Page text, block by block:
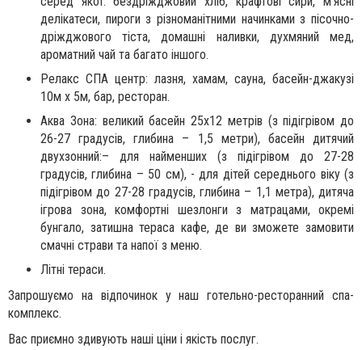
делікатеси, пироги з різноманітними начинками з пісочно-
дріжджового тіста, домашні наливки, духмяний мед,
ароматний чай та багато іншого.
Релакс СПА центр: лазня, хамам, сауна, басейн-джакузі
10м х 5м, бар, ресторан.
Аква Зона: великий басейн 25х12 метрів (з підігрівом до
26-27 градусів, глибина – 1,5 метри), басейн дитячий
двухзонний:– для найменших (з підігрівом до 27-28
градусів, глибина – 50 см), - для дітей середнього віку (з
підігрівом до 27-28 градусів, глибина – 1,1 метра), дитяча
ігрова зона, комфортні шезлонги з матрацами, окремі
бунгало, затишна тераса кафе, де ви зможете замовити
смачні страви та напої з меню.
Літні тераси.
Запрошуємо на відпочинок у наш готельно-ресторанний спа-
комплекс.
Вас приємно здивують наші ціни і якість послуг.